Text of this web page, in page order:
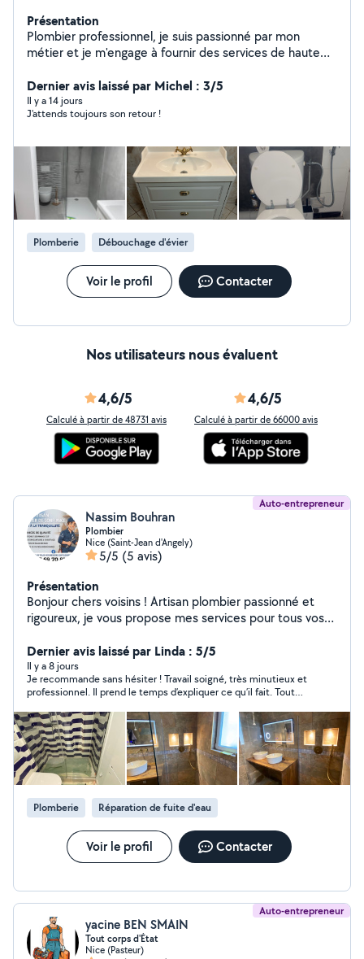
Présentation
Plombier professionnel, je suis passionné par mon
métier et je m'engage à fournir des services de haute
Installation - Rénovation - Dépannage - Débouchage
Mobilité : 06 / 83
Dernier avis laissé par Michel : 3/5
Il y a 14 jours
J'attends toujours son retour !
Plomberie Débouchage d'évier
Voir le profil Contacter
Nos utilisateurs nous évaluent
4,6/5
Calculé à partir de 48731 avis
4,6/5
Calculé à partir de 66000 avis
Auto-entrepreneur
Nassim Bouhran
Plombier
Nice (Saint-Jean d'Angely)
5/5 (5 avis)
Présentation
Bonjour chers voisins ! Artisan plombier passionné et
rigoureux, je vous propose mes services pour tous vos
travail propre, rapide et au juste prix. Mes services :
Dépannage 7j/7 : Recherche de fuites, débouchage de
canalisations, réparation de chasse d'eau, ballons d'eau
chaude. Installation & Rénovation : Remplacement de
robinetterie, pose de sanitaires, rénovation complète
de salle de bain. Chauffage : Entretien et installation de
radiateurs. Pourquoi me faire confiance ? Intervention
rapide et devis gratuit avant travaux. Matériel de qualité
et respect des normes. Sérieux, réactivité et
dynamisme. Pour toute question contactez-moi
directement o7-69-70-81-49
Dernier avis laissé par Linda : 5/5
Il y a 8 jours
Je recommande sans hésiter ! Travail soigné, très minutieux et
professionnel. Il prend le temps d’expliquer ce qu’il fait. Tout
Plomberie Réparation de fuite d'eau
Voir le profil Contacter
Auto-entrepreneur
yacine BEN SMAIN
Tout corps d'État
Nice (Pasteur)